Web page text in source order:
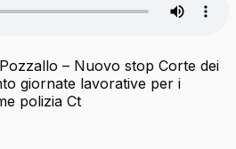
– Nuovo stop Corte dei
giornate lavorative per i
polizia Ct